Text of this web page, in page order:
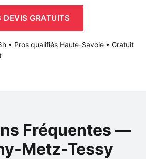
DEVIS GRATUITS
• Pros qualifiés Haute-Savoie • Gratuit
Fréquentes —
Metz-Tessy